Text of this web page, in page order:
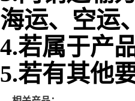
海运、空运
4.若属于产
5.若有其他